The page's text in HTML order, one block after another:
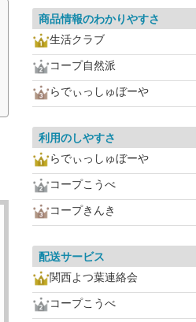
商品情報のわかりやすさ
生活クラブ
コープ自然派
らでぃっしゅぼーや
利用のしやすさ
らでぃっしゅぼーや
コープこうべ
コープきんき
配送サービス
関西よつ葉連絡会
コープこうべ